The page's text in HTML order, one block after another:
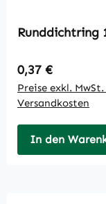
Regulärer Preis:
0,37 €
Preise exkl.
Versandkosten
In den